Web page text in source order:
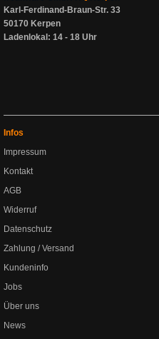
Karl-Ferdinand-Braun-Str. 33
50170 Kerpen
Ladenlokal: 14 - 18 Uhr
Infos
Impressum
Kontakt
AGB
Widerruf
Datenschutz
Zahlung / Versand
Kundeninfo
Jobs
Über uns
News